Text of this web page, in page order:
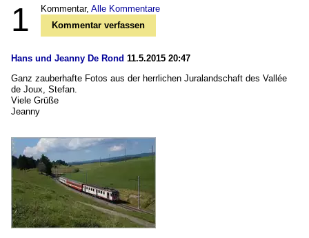
1 Kommentar, Alle Kommentare
Kommentar verfassen
Hans und Jeanny De Rond 11.5.2015 20:47
Ganz zauberhafte Fotos aus der herrlichen Juralandschaft des Vallée
de Joux, Stefan.
Viele Grüße
Jeanny